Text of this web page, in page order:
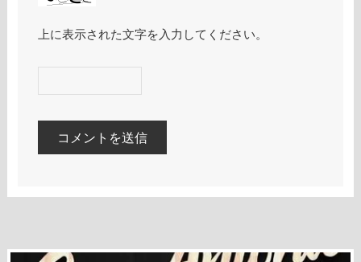
上に表示された文字を入力してください。